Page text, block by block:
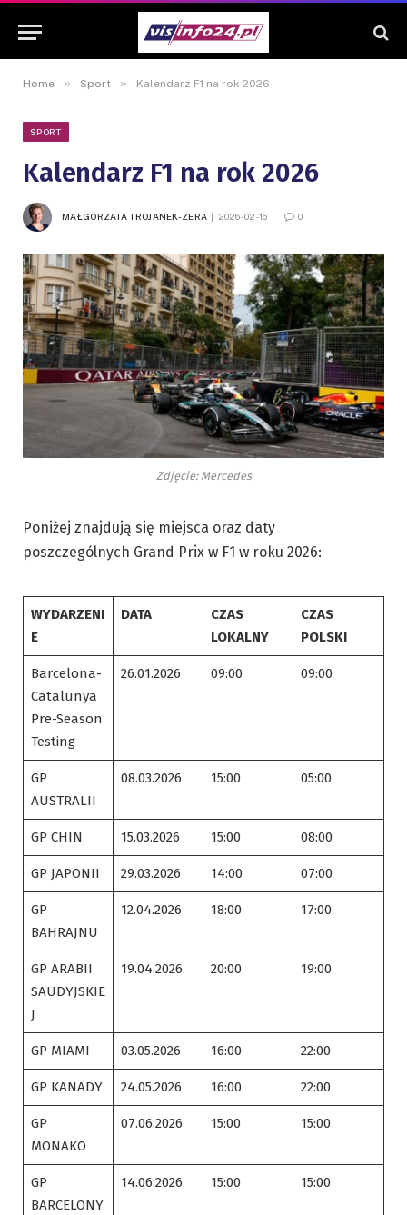
Home » Sport » Kalendarz F1 na rok 2026
SPORT
Kalendarz F1 na rok 2026
MAŁGORZATA TROJANEK-ZERA 2026-02-16 0
Zdjęcie: Mercedes
Poniżej znajdują się miejsca oraz daty
poszczególnych Grand Prix w F1 w roku 2026:
WYDARZENI
E
DATA
CZAS
LOKALNY
CZAS
POLSKI
Barcelona-
Catalunya
Pre-Season
Testing
26.01.2026 09:00 09:00
GP
AUSTRALII
08.03.2026 15:00 05:00
GP CHIN 15.03.2026 15:00 08:00
GP JAPONII 29.03.2026 14:00 07:00
GP
BAHRAJNU
12.04.2026 18:00 17:00
GP ARABII
SAUDYJSKIE
J
19.04.2026 20:00 19:00
GP MIAMI 03.05.2026 16:00 22:00
GP KANADY 24.05.2026 16:00 22:00
GP
MONAKO
07.06.2026 15:00 15:00
GP
BARCELONY
14.06.2026 15:00 15:00